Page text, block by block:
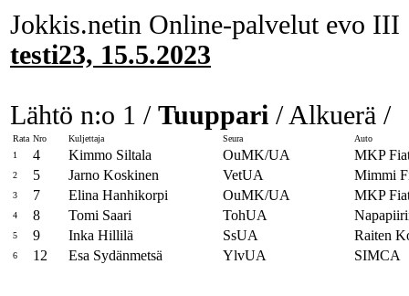
Jokkis.netin Online-palvelut evo III
testi23, 15.5.2023
Lähtö n:o 1 / Tuuppari / Alkuerä /
Rata Nro Kuljettaja Seura
Auto
1
4 Kimmo Siltala OuMK/UA MKP
2 5 Jarno Koskinen VetUA Mimmi
3 7 Elina Hanhikorpi OuMK/UA MKP
4 8 Tomi Saari TohUA
5 9 Inka Hillilä SsUA Raiten
6 12 Esa Sydänmetsä YlvUA SIMCA